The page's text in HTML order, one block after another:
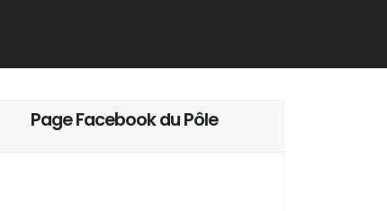
Page Facebook du Pôle